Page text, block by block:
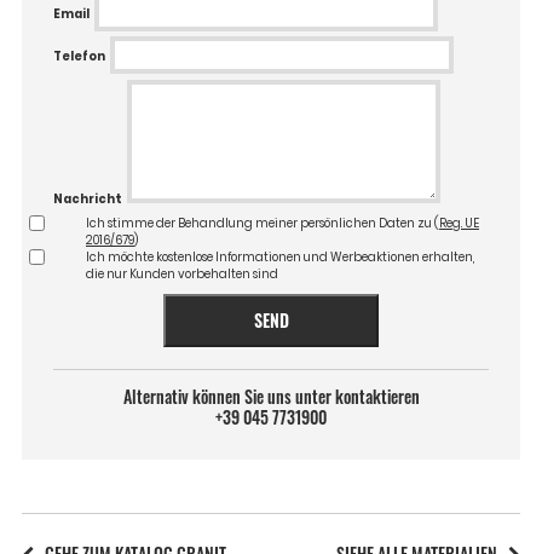
Email
Telefon
Nachricht
Ich stimme der Behandlung meiner persönlichen Daten zu ( Reg. UE
2016/679)
Ich möchte kostenlose Informationen und Werbeaktionen erhalten,
die nur Kunden vorbehalten sind
SEND
Alternativ können Sie uns unter kontaktieren
+39 045 7731900